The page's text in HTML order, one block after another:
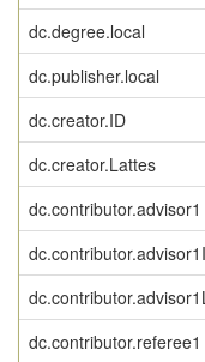
dc.degree.local
dc.publisher.local
dc.creator.ID
dc.creator.Lattes
dc.contributor.advisor1
dc.contributor.referee1